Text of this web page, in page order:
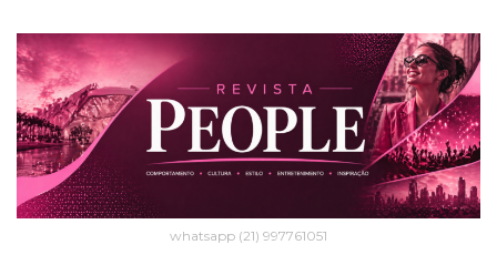
whatsapp (21) 997761051